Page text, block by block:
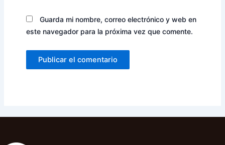
Guarda mi nombre, correo electrónico y web en
este navegador para la próxima vez que comente.